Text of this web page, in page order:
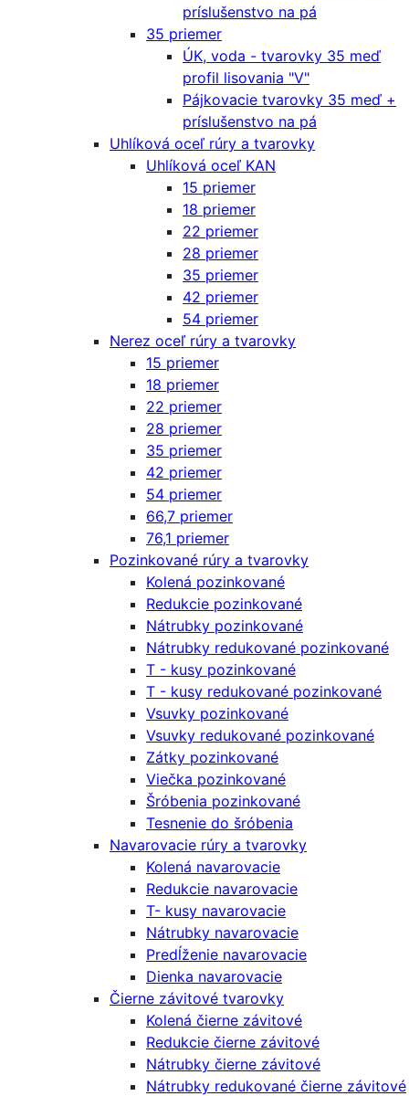
príslušenstvo na pá
35 priemer
ÚK, voda - tvarovky 35 meď
profil lisovania "V"
Pájkovacie tvarovky 35 meď +
príslušenstvo na pá
Uhlíková oceľ rúry a tvarovky
Uhlíková oceľ KAN
15 priemer
18 priemer
22 priemer
28 priemer
35 priemer
42 priemer
54 priemer
Nerez oceľ rúry a tvarovky
15 priemer
18 priemer
22 priemer
28 priemer
35 priemer
42 priemer
54 priemer
66,7 priemer
76,1 priemer
Pozinkované rúry a tvarovky
Kolená pozinkované
Redukcie pozinkované
Nátrubky pozinkované
Nátrubky redukované pozinkované
T - kusy pozinkované
T - kusy redukované pozinkované
Vsuvky pozinkované
Vsuvky redukované pozinkované
Zátky pozinkované
Viečka pozinkované
Šróbenia pozinkované
Tesnenie do šróbenia
Navarovacie rúry a tvarovky
Kolená navarovacie
Redukcie navarovacie
T- kusy navarovacie
Nátrubky navarovacie
Predĺženie navarovacie
Dienka navarovacie
Čierne závitové tvarovky
Kolená čierne závitové
Redukcie čierne závitové
Nátrubky čierne závitové
Nátrubky redukované čierne závitové